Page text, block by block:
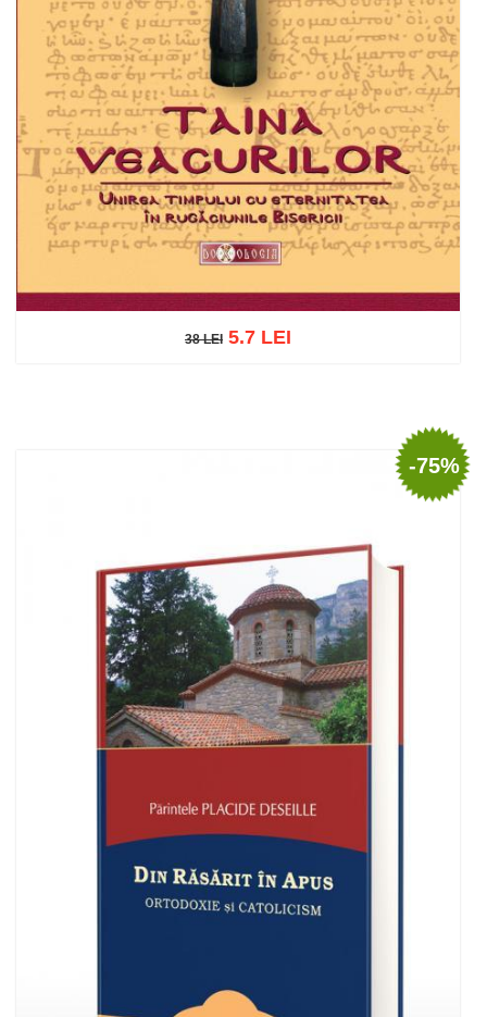
38 LEI
38 LEI 5.7 LEI
-75%